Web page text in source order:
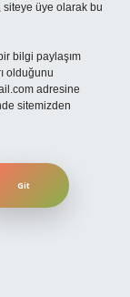
siteye üye olarak bu
bilgi paylaşım
olduğunu
adresine
sitemizden